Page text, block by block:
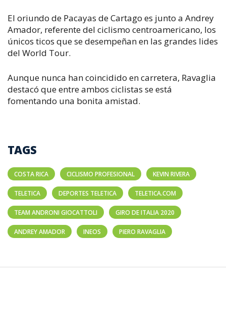
El oriundo de Pacayas de Cartago es junto a Andrey
Amador, referente del ciclismo centroamericano, los
únicos ticos que se desempeñan en las grandes lides
del World Tour.
Aunque nunca han coincidido en carretera, Ravaglia
destacó que entre ambos ciclistas se está
fomentando una bonita amistad.
TAGS
COSTA RICA CICLISMO PROFESIONAL KEVIN RIVERA
TELETICA DEPORTES TELETICA TELETICA.COM
TEAM ANDRONI GIOCATTOLI GIRO DE ITALIA 2020
ANDREY AMADOR INEOS PIERO RAVAGLIA